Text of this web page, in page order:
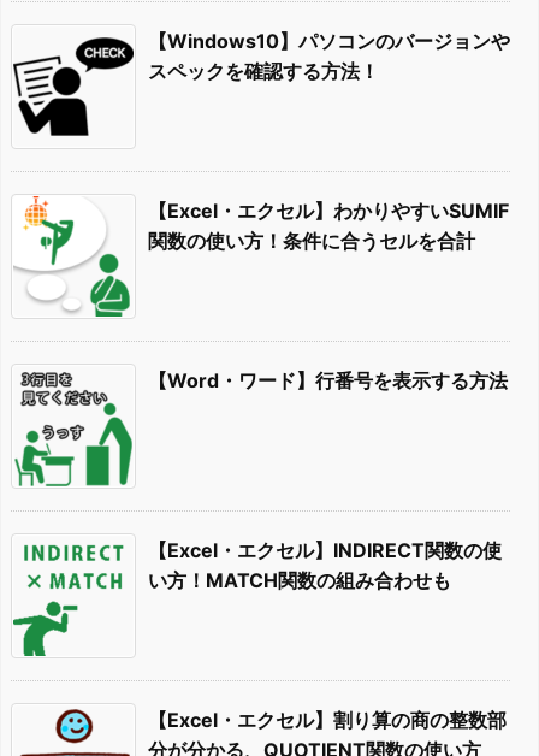
【Windows10】パソコンのバージョンや
スペックを確認する方法！
【Excel・エクセル】わかりやすいSUMIF
関数の使い方！条件に合うセルを合計
【Word・ワード】行番号を表示する方法
【Excel・エクセル】INDIRECT関数の使
い方！MATCH関数の組み合わせも
【Excel・エクセル】割り算の商の整数部
分が分かる、QUOTIENT関数の使い方